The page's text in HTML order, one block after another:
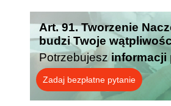
Art. 91. Tworzenie
budzi Twoje
Potrzebujesz informacji
Zadaj bezpłatne pytanie